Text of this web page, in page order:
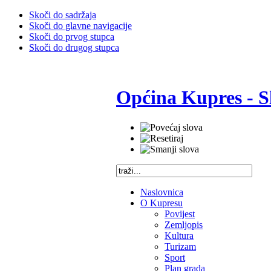
Skoči do sadržaja
Skoči do glavne navigacije
Skoči do prvog stupca
Skoči do drugog stupca
Općina Kupres -
Naslovnica
O Kupresu
Povijest
Zemljopis
Kultura
Turizam
Sport
Plan grada